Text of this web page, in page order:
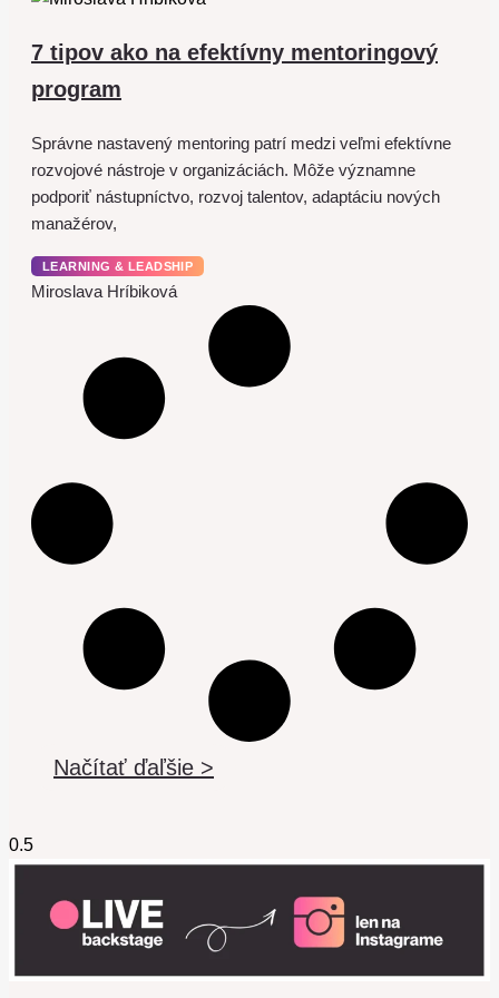
7 tipov ako na efektívny mentoringový
program
Správne nastavený mentoring patrí medzi veľmi efektívne
rozvojové nástroje v organizáciách. Môže významne
podporiť nástupníctvo, rozvoj talentov, adaptáciu nových
manažérov,
LEARNING & LEADSHIP
Miroslava Hríbiková
Načítať ďaľšie >